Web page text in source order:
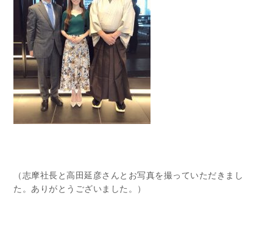
（志摩社長と高田延彦さんとお写真を撮っていただきまし
た。ありがとうございました。）